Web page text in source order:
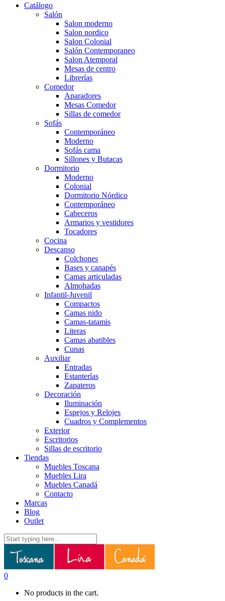
Catálogo
Salón
Salon moderno
Salon nordico
Salon Colonial
Salón Contemporaneo
Salon Atemporal
Mesas de centro
Librerías
Comedor
Aparadores
Mesas Comedor
Sillas de comedor
Sofás
Contemporáneo
Moderno
Sofás cama
Sillones y Butacas
Dormitorio
Moderno
Colonial
Dormitorio Nórdico
Contemporáneo
Cabeceros
Armarios y vestidores
Tocadores
Cocina
Descanso
Colchones
Bases y canapés
Camas articuladas
Almohadas
Infantil-Juvenil
Compactos
Camas nido
Camas-tatamis
Literas
Camas abatibles
Cunas
Auxiliar
Entradas
Estanterías
Zapateros
Decoración
Iluminación
Espejos y Relojes
Cuadros y Complementos
Exterior
Escritorios
Sillas de escritorio
Tiendas
Muebles Toscana
Muebles Lira
Muebles Canadá
Contacto
Marcas
Blog
Outlet
0
No products in the cart.